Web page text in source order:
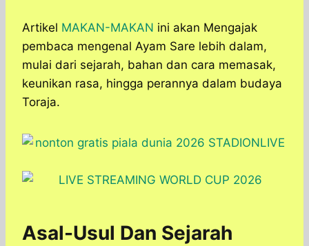
Artikel MAKAN-MAKAN ini akan Mengajak
pembaca mengenal Ayam Sare lebih dalam,
mulai dari sejarah, bahan dan cara memasak,
keunikan rasa, hingga perannya dalam budaya
Toraja.
Asal-Usul Dan Sejarah